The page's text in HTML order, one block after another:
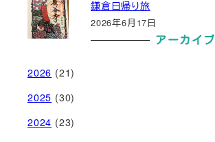
鎌倉日帰り旅
2026年6月17日
アーカイブ
2026 (21)
2025 (30)
2024 (23)